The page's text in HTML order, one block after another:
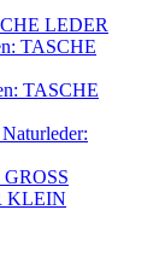
LEDER
TASCHE
TASCHE
GROSS
KLEIN